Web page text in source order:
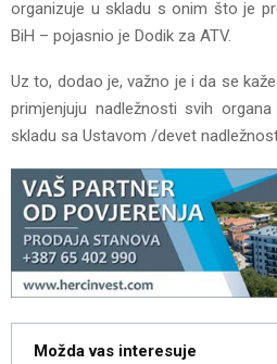
organizuje u skladu s onim što je
BiH – pojasnio je Dodik za ATV.
Uz to, dodao je, važno je i da se
primjenjuju nadležnosti svih
skladu sa Ustavom /devet
Možda vas interesuje